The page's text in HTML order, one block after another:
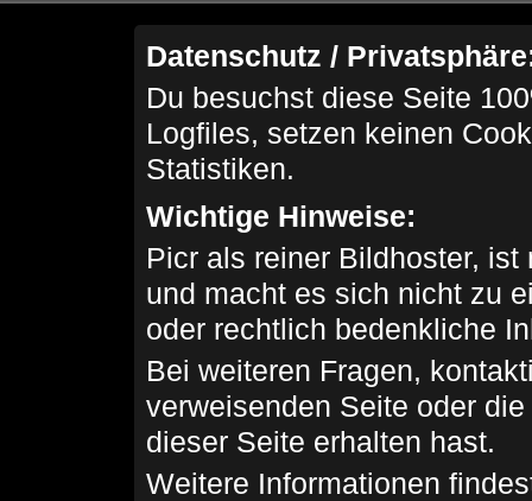
Datenschutz /
Du besuchst diese Seite
Logfiles, setzen keinen
Statistiken.
Wichtige Hinweise:
Picr als reiner Bildhoster,
und macht es sich nicht zu
oder rechtlich bedenkliche
Bei weiteren Fragen,
verweisenden Seite oder
dieser Seite erhalten hast.
Weitere Informationen